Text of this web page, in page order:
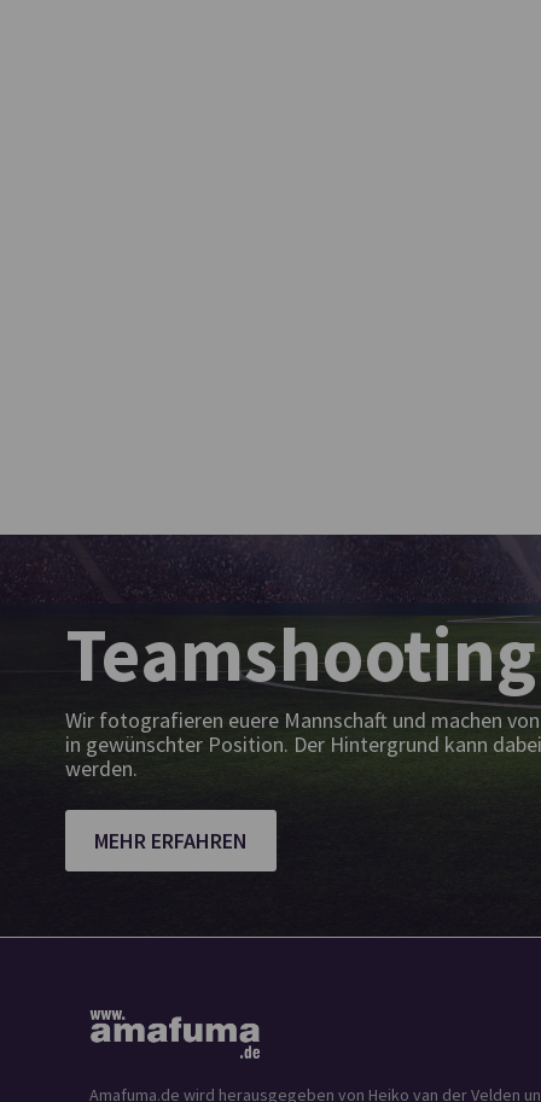
Wir fotografieren euere Mannschaft und machen
in gewünschter Position. Der Hintergrund kann
werden.
MEHR ERFAHREN
Amafuma.de wird herausgegeben von Heiko van der Velden